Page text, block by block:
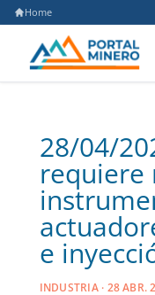
Home
28/04/
requiere
e
INDUSTRIA · 28 ABR.